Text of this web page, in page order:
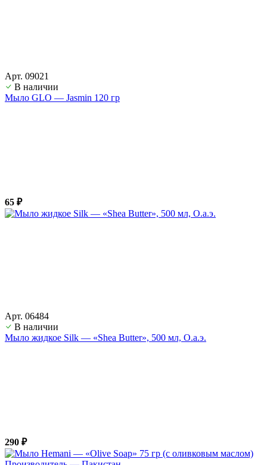
Арт. 09021
В наличии
Мыло GLO — Jasmin 120 гр
65 ₽
Арт. 06484
В наличии
Мыло жидкое Silk — «Shea Butter», 500 мл, О.а.э.
290 ₽